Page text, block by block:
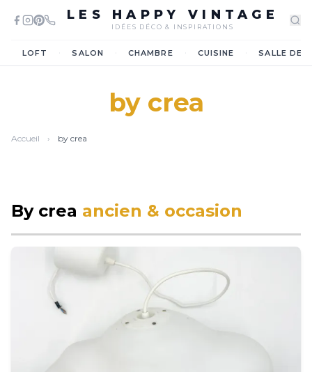
LES HAPPY VINTAGE
IDÉES DÉCO & INSPIRATIONS
LOFT SALON CHAMBRE CUISINE SALLE DE
by crea
Accueil › by crea
By crea ancien & occasion